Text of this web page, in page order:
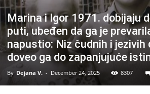
Marina i Igor 1971. dobijaju
puti, ubeđen da ga je
napustio: Niz čudnih i jezivih
doveo ga do zapanjujuće
By Dejana V. - December 24, 2025 8307